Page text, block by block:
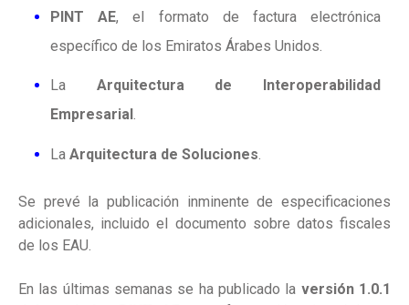
PINT AE, el formato de factura electrónica
específico de los Emiratos Árabes Unidos.
La Arquitectura de Interoperabilidad
Empresarial.
LaArquitectura de Soluciones
Se prevé la publicación inminente de especificaciones
adicionales, incluido el documento sobre datos fiscales
de los EAU.
En las últimas semanas se ha publicado la versión 1.0.1